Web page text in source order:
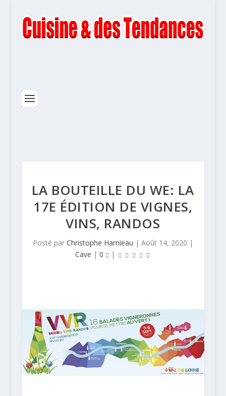
LA BOUTEILLE DU WE: LA
17E ÉDITION DE VIGNES,
VINS, RANDOS
Posté par Christophe Hamieau | Août 14, 2020 |
Cave |0 |